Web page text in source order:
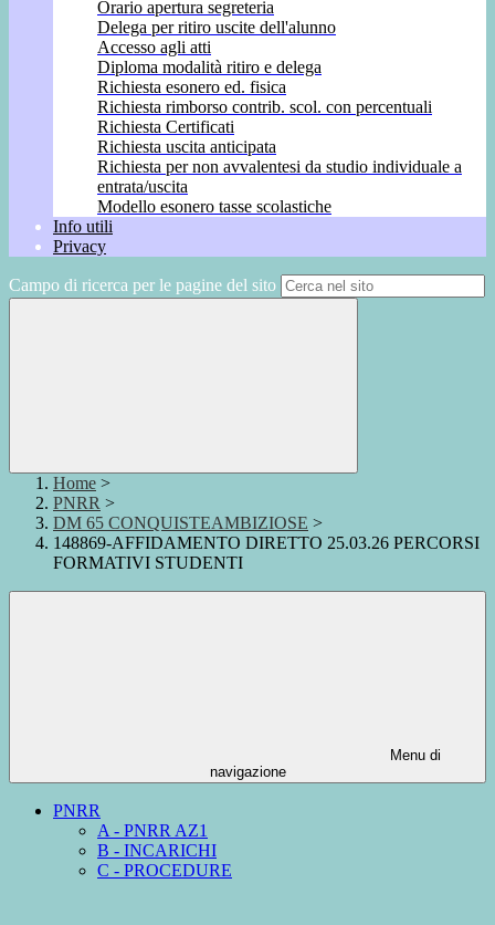
Orario apertura segreteria
Delega per ritiro uscite dell'alunno
Accesso agli atti
Diploma modalità ritiro e delega
Richiesta esonero ed. fisica
Richiesta rimborso contrib. scol. con percentuali
Richiesta Certificati
Richiesta uscita anticipata
Richiesta per non avvalentesi da studio individuale a
entrata/uscita
Modello esonero tasse scolastiche
Info utili
Privacy
Campo di ricerca per le pagine del sito
Home >
PNRR >
DM 65 CONQUISTEAMBIZIOSE >
148869-AFFIDAMENTO DIRETTO 25.03.26 PERCORSI
FORMATIVI STUDENTI
Menu di
navigazione
PNRR
A - PNRR AZ1
B - INCARICHI
C - PROCEDURE